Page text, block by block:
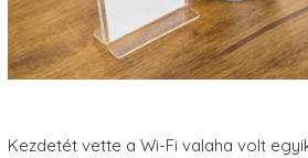
Kezdetét vette a Wi-Fi valaha volt